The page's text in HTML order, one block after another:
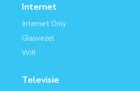
Internet
Internet Only
Glasvezel
Wifi
Televisie